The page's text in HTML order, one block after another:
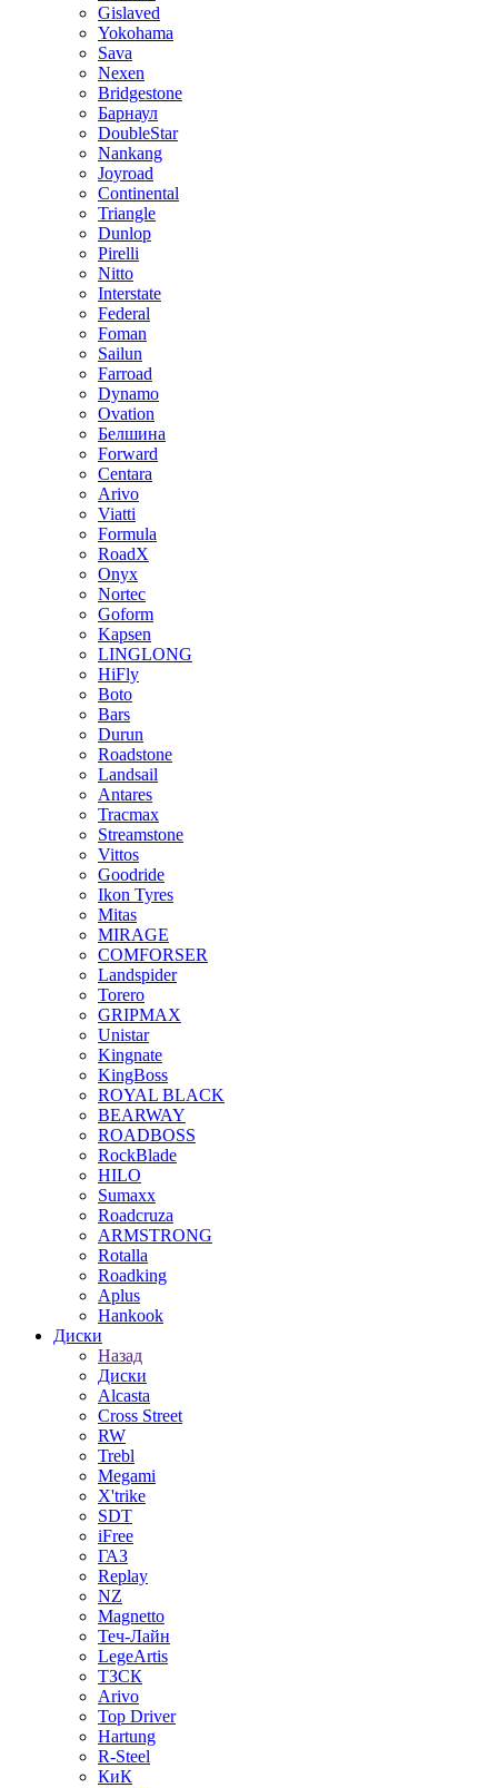
Gislaved
Yokohama
Sava
Nexen
Bridgestone
Барнаул
DoubleStar
Nankang
Joyroad
Continental
Triangle
Dunlop
Pirelli
Nitto
Interstate
Federal
Foman
Sailun
Farroad
Dynamo
Ovation
Белшина
Forward
Centara
Arivo
Viatti
Formula
RoadX
Onyx
Nortec
Goform
Kapsen
LINGLONG
HiFly
Boto
Bars
Durun
Roadstone
Landsail
Antares
Tracmax
Streamstone
Vittos
Goodride
Ikon Tyres
Mitas
MIRAGE
COMFORSER
Landspider
Torero
GRIPMAX
Unistar
Kingnate
KingBoss
ROYAL BLACK
BEARWAY
ROADBOSS
RockBlade
HILO
Sumaxx
Roadcruza
ARMSTRONG
Rotalla
Roadking
Aplus
Hankook
Диски
Назад
Диски
Alcasta
Cross Street
RW
Trebl
Megami
X'trike
SDT
iFree
ГАЗ
Replay
NZ
Magnetto
Теч-Лайн
LegeArtis
ТЗСК
Arivo
Top Driver
Hartung
R-Steel
КиК